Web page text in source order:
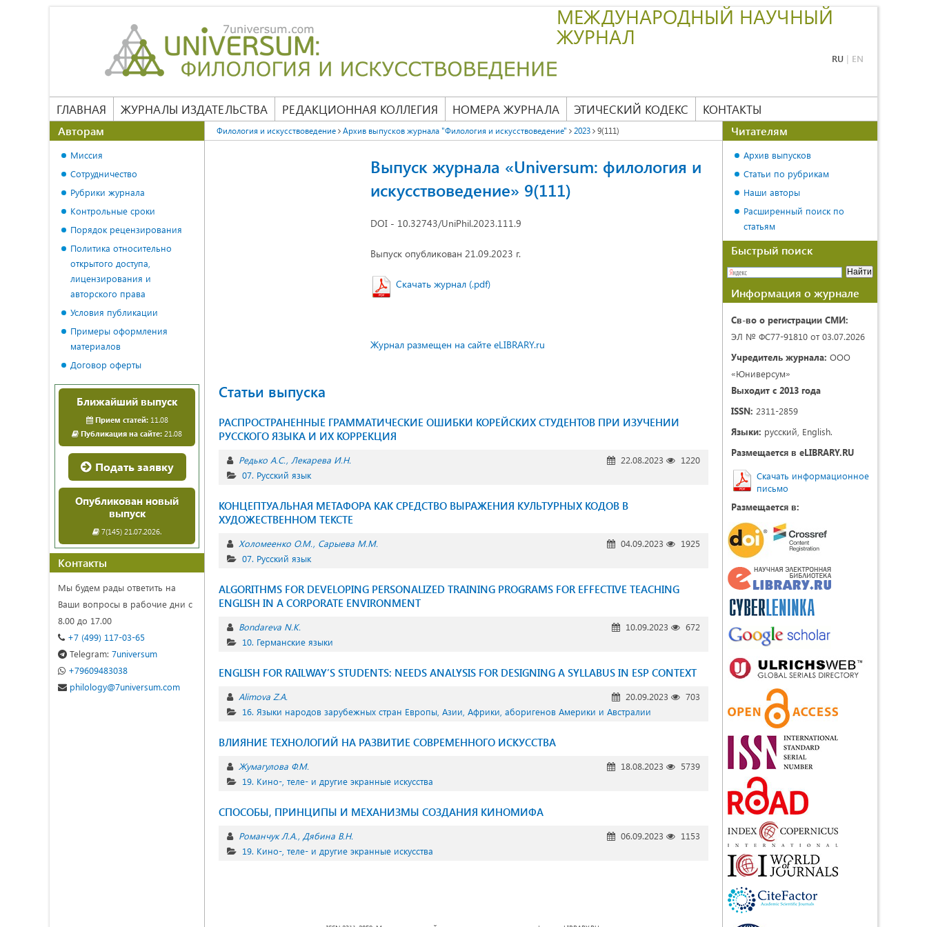
МЕЖДУНАРОДНЫЙ НАУЧНЫЙ
ЖУРНАЛ
RU | EN
ГЛАВНАЯ ЖУРНАЛЫ ИЗДАТЕЛЬСТВА РЕДАКЦИОННАЯ КОЛЛЕГИЯ НОМЕРА ЖУРНАЛА ЭТИЧЕСКИЙ КОДЕКС КОНТАКТЫ
Филология и искусствоведение Архив выпусков журнала "Филология и искусствоведение" 2023 9(111)
Выпуск журнала «Universum: филология и
искусствоведение» 9(111)
DOI - 10.32743/UniPhil.2023.111.9
Выпуск опубликован 21.09.2023 г.
Скачать журнал (.pdf)
Журнал размещен на сайте eLIBRARY.ru
Статьи выпуска
РАСПРОСТРАНЕННЫЕ ГРАММАТИЧЕСКИЕ ОШИБКИ КОРЕЙСКИХ СТУДЕНТОВ ПРИ ИЗУЧЕНИИ
РУССКОГО ЯЗЫКА И ИХ КОРРЕКЦИЯ
Редько А.С. Лекарева И.Н. 22.08.2023
1220
07. Русский язык
КОНЦЕПТУАЛЬНАЯ МЕТАФОРА КАК СРЕДСТВО ВЫРАЖЕНИЯ КУЛЬТУРНЫХ КОДОВ В
ХУДОЖЕСТВЕННОМ ТЕКСТЕ
Холомеенко О.М. Сарыева М.М. 04.09.2023
1925
07. Русский язык
ALGORITHMS FOR DEVELOPING PERSONALIZED TRAINING PROGRAMS FOR EFFECTIVE TEACHING
ENGLISH IN A CORPORATE ENVIRONMENT
Bondareva N.K. 10.09.2023
672
10. Германские языки
ENGLISH FOR RAILWAY’S STUDENTS: NEEDS ANALYSIS FOR DESIGNING A SYLLABUS IN ESP CONTEXT
Alimova Z.A. 20.09.2023
703
16. Языки народов зарубежных стран Европы, Азии, Африки, аборигенов Америки и Австралии
ВЛИЯНИЕ ТЕХНОЛОГИЙ НА РАЗВИТИЕ СОВРЕМЕННОГО ИСКУССТВА
Жумагулова Ф.М. 18.08.2023
5739
19. Кино-, теле- и другие экранные искусства
СПОСОБЫ, ПРИНЦИПЫ И МЕХАНИЗМЫ СОЗДАНИЯ КИНОМИФА
Романчук Л.А. Дябина В.Н. 06.09.2023
1153
19. Кино-, теле- и другие экранные искусства
Авторам
Миссия
Сотрудничество
Рубрики журнала
Контрольные сроки
Порядок рецензирования
Политика относительно
открытого доступа,
лицензирования и
авторского права
Условия публикации
Примеры оформления
материалов
Договор оферты
Ближайший выпуск
Прием статей:11.08
Публикация на сайте: 21.08
Подать заявку
Опубликован новый
выпуск
7(145) 21.07.2026.
Контакты
Мы будем рады ответить на
Ваши вопросы в рабочие дни с
8.00 до 17.00
+7 (499) 117-03-65
Telegram: 7universum
+79609483038
philology@7universum.com
Читателям
Архив выпусков
Статьи по рубрикам
Наши авторы
Расширенный поиск по
статьям
Быстрый поиск
Информация о журнале
Св-во о регистрации СМИ:
ЭЛ № ФС77-91810 от 03.07.2026
Учредитель журнала: ООО
«Юниверсум»
Выходит с 2013 года
ISSN: 2311-2859
Языки: русский, English.
Размещается в eLIBRARY.RU
Скачать информационное
письмо
Размещается в: